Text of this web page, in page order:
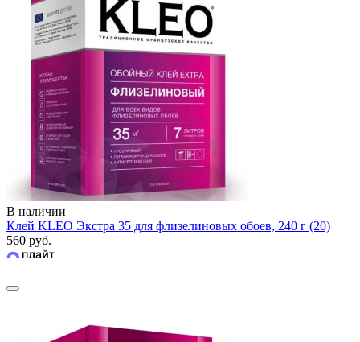
В наличии
Клей KLEO Экстра 35 для флизелиновых обоев, 240 г (20)
560 руб.